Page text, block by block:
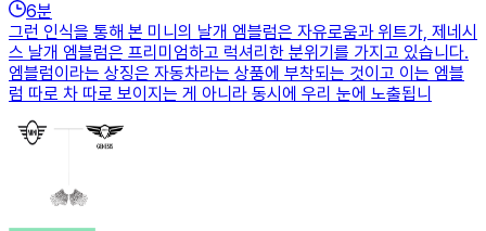
6분
그런 인식을 통해 본 미니의 날개 엠블럼은 자유로움과 위트가, 제네시
스 날개 엠블럼은 프리미엄하고 럭셔리한 분위기를 가지고 있습니다.
엠블럼이라는 상징은 자동차라는 상품에 부착되는 것이고 이는 엠블
럼 따로 차 따로 보이지는 게 아니라 동시에 우리 눈에 노출됩니